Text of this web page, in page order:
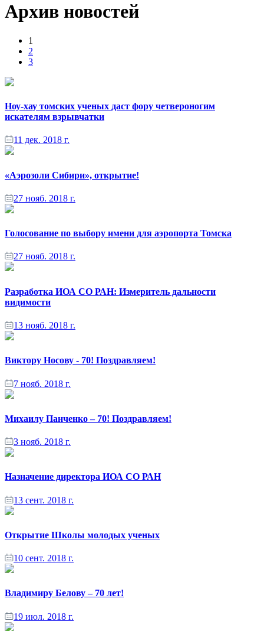
Архив новостей
1
2
3
Ноу-хау томских ученых даст фору четвероногим
искателям взрывчатки
11 дек. 2018 г.
«Аэрозоли Сибири», открытие!
27 нояб. 2018 г.
Голосование по выбору имени для аэропорта Томска
27 нояб. 2018 г.
Разработка ИОА СО РАН: Измеритель дальности
видимости
13 нояб. 2018 г.
Виктору Носову - 70! Поздравляем!
7 нояб. 2018 г.
Михаилу Панченко – 70! Поздравляем!
3 нояб. 2018 г.
Назначение директора ИОА СО РАН
13 сент. 2018 г.
Открытие Школы молодых ученых
10 сент. 2018 г.
Владимиру Белову – 70 лет!
19 июл. 2018 г.